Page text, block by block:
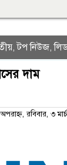
,টপ নিউজ ,
দাম
রবিবার, ৩